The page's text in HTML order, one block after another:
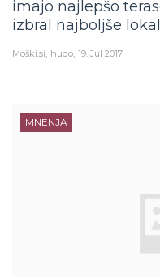
imajo najlepšo
izbral najboljše
Moški.si hudo 19. Jul 2017
MNENJA